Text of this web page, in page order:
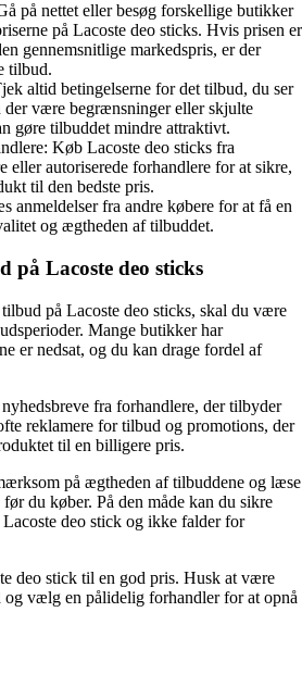
på nettet eller besøg forskellige butikker
på Lacoste deo sticks. Hvis prisen er
gennemsnitlige markedspris, er der
tilbud.
altid betingelserne for det tilbud, du ser
der være begrænsninger eller skjulte
gøre tilbuddet mindre attraktivt.
Køb Lacoste deo sticks fra
eller autoriserede forhandlere for at sikre,
til den bedste pris.
anmeldelser fra andre købere for at få en
og ægtheden af tilbuddet.
på Lacoste deo sticks
på Lacoste deo sticks, skal du være
Mange butikker har
er nedsat, og du kan drage fordel af
fra forhandlere, der tilbyder
reklamere for tilbud og promotions, der
til en billigere pris.
på ægtheden af tilbuddene og læse
du køber. På den måde kan du sikre
deo stick og ikke falder for
deo stick til en god pris. Husk at være
vælg en pålidelig forhandler for at opnå